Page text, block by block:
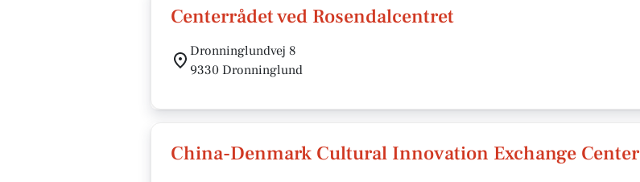
Centerrådet ved Rosendalcentret
Dronninglundvej 8
9330 Dronninglund
China-Denmark Cultural Innovation Exchange Center